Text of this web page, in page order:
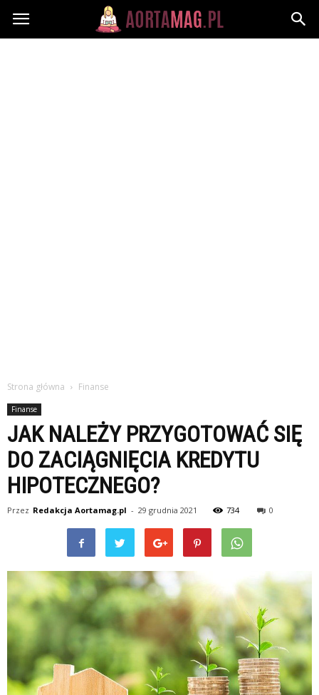
Aortamag.pl
Strona główna Finanse
Finanse
JAK NALEŻY PRZYGOTOWAĆ SIĘ
DO ZACIĄGNIĘCIA KREDYTU
HIPOTECZNEGO?
Przez Redakcja Aortamag.pl - 29 grudnia 2021 734 0